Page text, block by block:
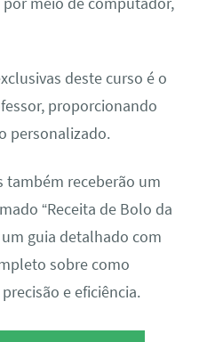
deste curso é o
proporcionando
personalizado.
também receberão um
“Receita de Bolo da
um guia detalhado com
sobre como
e eficiência.